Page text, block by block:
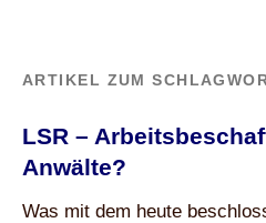
ARTIKEL ZUM
LSR –
Anwälte?
Was mit dem heute